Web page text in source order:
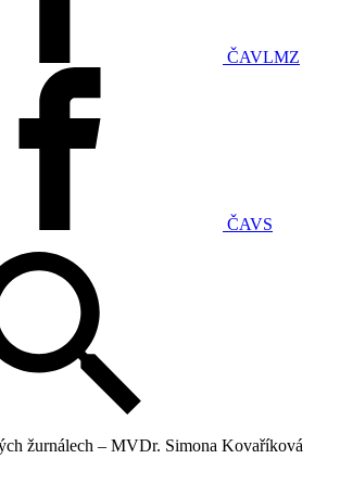
ČAVLMZ
ČAVS